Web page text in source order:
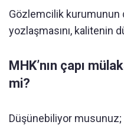
Gözlemcilik kurumunun
yozlaşmasını, kalitenin
MHK’nın çapı
mi?
Düşünebiliyor musunuz;